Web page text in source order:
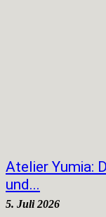
Atelier Yumia:
und...
5. Juli 2026